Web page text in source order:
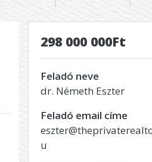
298 000 000Ft
Feladó neve
dr. Németh Eszter
Feladó email címe
u